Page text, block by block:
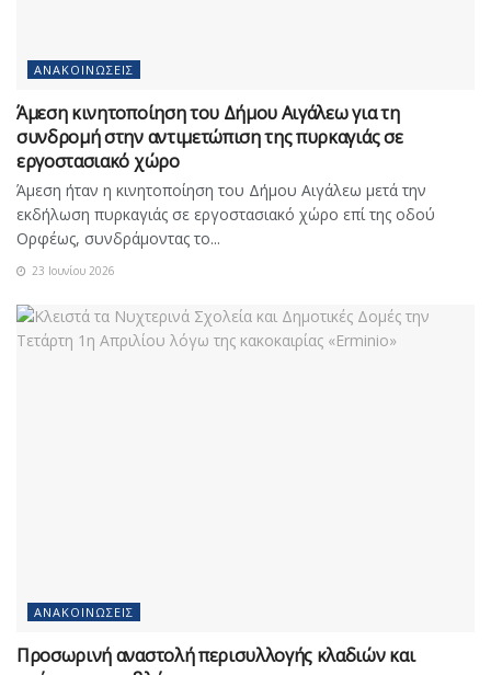
ΑΝΑΚΟΙΝΏΣΕΙΣ
Άμεση κινητοποίηση του Δήμου Αιγάλεω για τη
συνδρομή στην αντιμετώπιση της πυρκαγιάς σε
εργοστασιακό χώρο
Άμεση ήταν η κινητοποίηση του Δήμου Αιγάλεω μετά την
εκδήλωση πυρκαγιάς σε εργοστασιακό χώρο επί της οδού
Ορφέως, συνδράμοντας το...
23 Ιουνίου 2026
ΑΝΑΚΟΙΝΏΣΕΙΣ
Προσωρινή αναστολή περισυλλογής κλαδιών και